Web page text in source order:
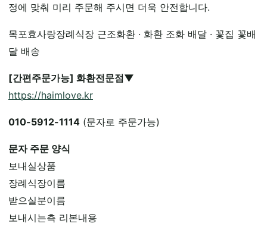
정에 맞춰 미리 주문해 주시면 더욱 안전합니다.
목포효사랑장례식장 근조화환 · 화환 조화 배달 · 꽃집 꽃배
달 배송
[간편주문가능] 화환전문점▼
https://haimlove.kr
010-5912-1114 (문자로 주문가능)
문자 주문 양식
보내실상품
장례식장이름
받으실분이름
보내시는측 리본내용